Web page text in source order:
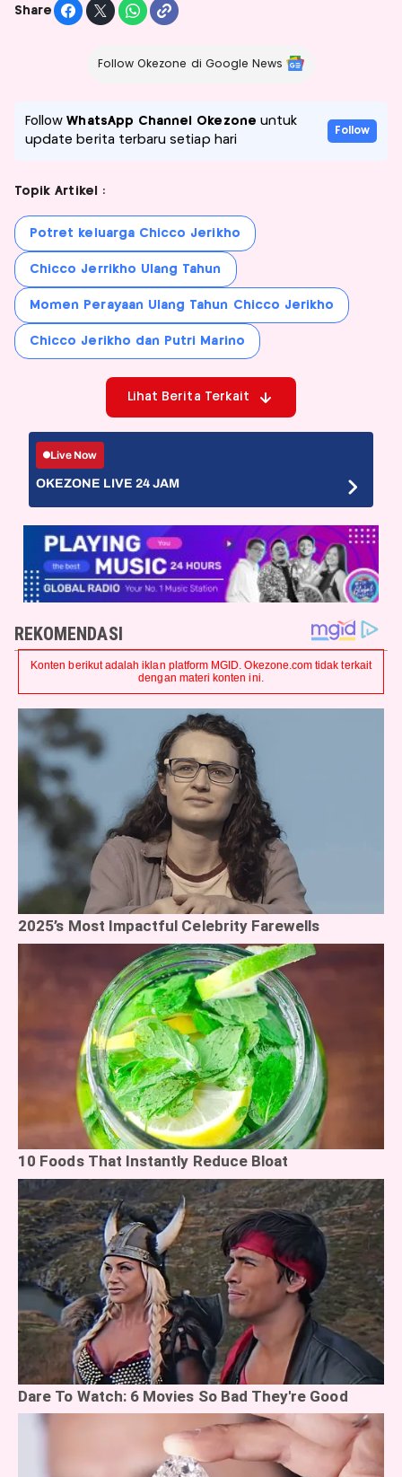
Share
Follow Okezone di Google News
FollowWhatsApp Channel Okezone untuk
update berita terbaru setiap hari
Follow
Topik Artikel :
Potret keluarga Chicco Jerikho
Chicco Jerrikho Ulang Tahun
Momen Perayaan Ulang Tahun Chicco Jerikho
Chicco Jerikho dan Putri Marino
Lihat Berita Terkait
Live Now
OKEZONE LIVE 24 JAM